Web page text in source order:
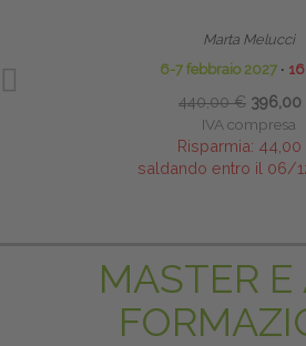
Marta Melucci
6-7 febbraio 2027 ∙
440,00 €
IVA compresa
Risparmia:
saldando entro il 06/
MASTER E